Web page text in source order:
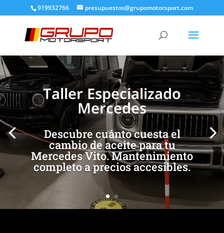
919932766 presupuestos@grupomotorsport.com
Taller Especializado
Mercedes
Descubre cuánto cuesta el
cambio de aceite para tu
Mercedes Vito. Mantenimiento
completo a precios accesibles.
[/et_pb_slide][/et_pb_slide]